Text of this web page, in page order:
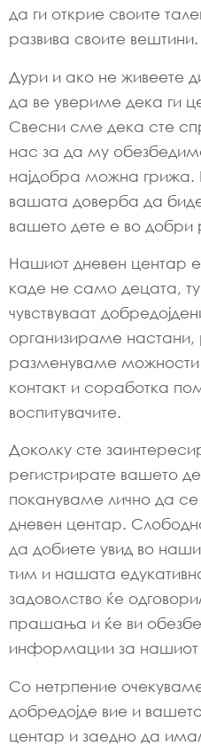
да ги открие своите
развива своите вештини.
Дури и ако не живеете
да ве увериме дека ги
Свесни сме дека сте
нас за да му
најдобра можна грижа.
вашата доверба да
вашето дете е во
Нашиот дневен центар
каде не само децата,
чувствуваат
организираме настани,
разменуваме
контакт и соработка
воспитувачите.
Доколку сте
регистрирате вашето
покануваме лично да
дневен центар.
да добиете увид во
тим и нашата
задоволство ќе
прашања и ќе ви
информации за нашиот
Со нетрпение
добредојде вие ​​и
центар и заедно да